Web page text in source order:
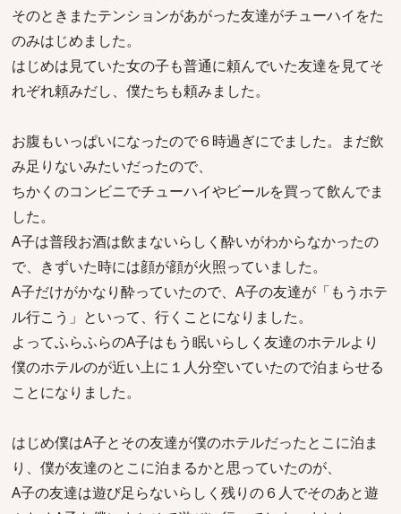
そのときまたテンションがあがった友達がチューハイをた
のみはじめました。
はじめは見ていた女の子も普通に頼んでいた友達を見てそ
れぞれ頼みだし、僕たちも頼みました。
お腹もいっぱいになったので６時過ぎにでました。まだ飲
み足りないみたいだったので、
ちかくのコンビニでチューハイやビールを買って飲んでま
した。
A子は普段お酒は飲まないらしく酔いがわからなかったの
で、きずいた時には顔が顔が火照っていました。
A子だけがかなり酔っていたので、A子の友達が「もうホテ
ル行こう」といって、行くことになりました。
よってふらふらのA子はもう眠いらしく友達のホテルより
僕のホテルのが近い上に１人分空いていたので泊まらせる
ことになりました。
はじめ僕はA子とその友達が僕のホテルだったとこに泊ま
り、僕が友達のとこに泊まるかと思っていたのが、
A子の友達は遊び足らないらしく残りの６人でそのあと遊